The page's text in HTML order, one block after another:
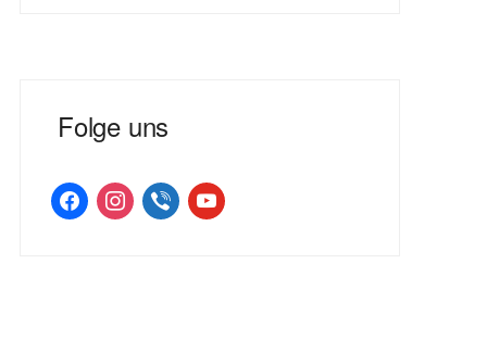
Folge uns
facebookinstagramviber youtube